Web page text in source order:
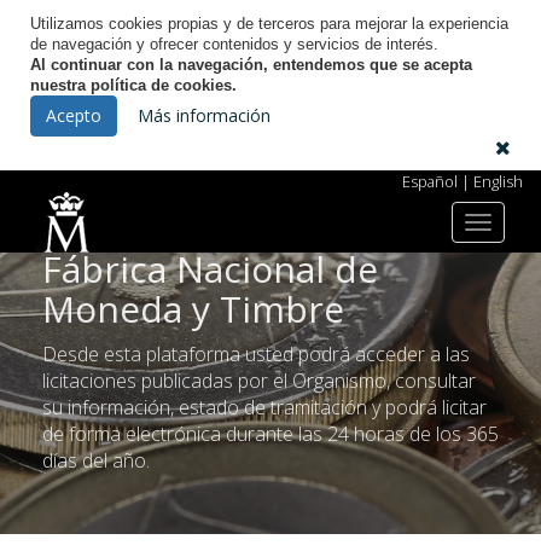
Utilizamos cookies propias y de terceros para mejorar la experiencia
de navegación y ofrecer contenidos y servicios de interés.
Al continuar con la navegación, entendemos que se acepta
nuestra política de cookies.
Acepto Más información
Español | English
Toggle
Bienvenido al Portal de
Licitación Electrónica
de la
Fábrica Nacional de
Moneda y Timbre
Desde esta plataforma usted podrá acceder a las
licitaciones publicadas por el Organismo, consultar
su información, estado de tramitación y podrá licitar
de forma electrónica durante las 24 horas de los 365
días del año.